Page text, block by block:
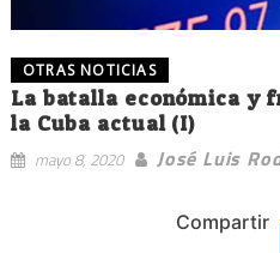
OTRAS NOTICIAS
La batalla económica y
la Cuba actual (I)
mayo 8, 2020 José Luis
Compartir